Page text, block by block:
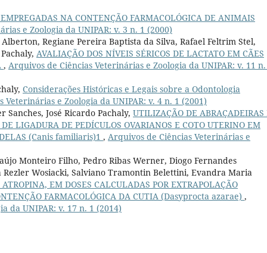
NA CONTENÇÃO FARMACOLÓGICA DE ANIMAIS
e Zoologia da UNIPAR: v. 3 n. 1 (2000)
Regiane Pereira Baptista da Silva, Rafael Feltrim Stel,
AVALIAÇÃO DOS NÍVEIS SÉRICOS DE LACTATO EM CÃES
, Arquivos de Ciências Veterinárias e Zoologia da UNIPAR: v. 11
Considerações Históricas e Legais sobre a Odontologia
Veterinárias e Zoologia da UNIPAR: v. 4 n. 1 (2001)
José Ricardo Pachaly, UTILIZAÇÃO DE ABRAÇADEIRAS
LIGADURA DE PEDÍCULOS OVARIANOS E COTO UTERINO EM
(Canis familiaris)1 , Arquivos de Ciências Veterinárias e
Monteiro Filho, Pedro Ribas Werner, Diogo Fernandes
Wosiacki, Salviano Tramontin Belettini, Evandra Maria
EM DOSES CALCULADAS POR EXTRAPOLAÇÃO
FARMACOLÓGICA DA CUTIA (Dasyprocta azarae) ,
da UNIPAR: v. 17 n. 1 (2014)